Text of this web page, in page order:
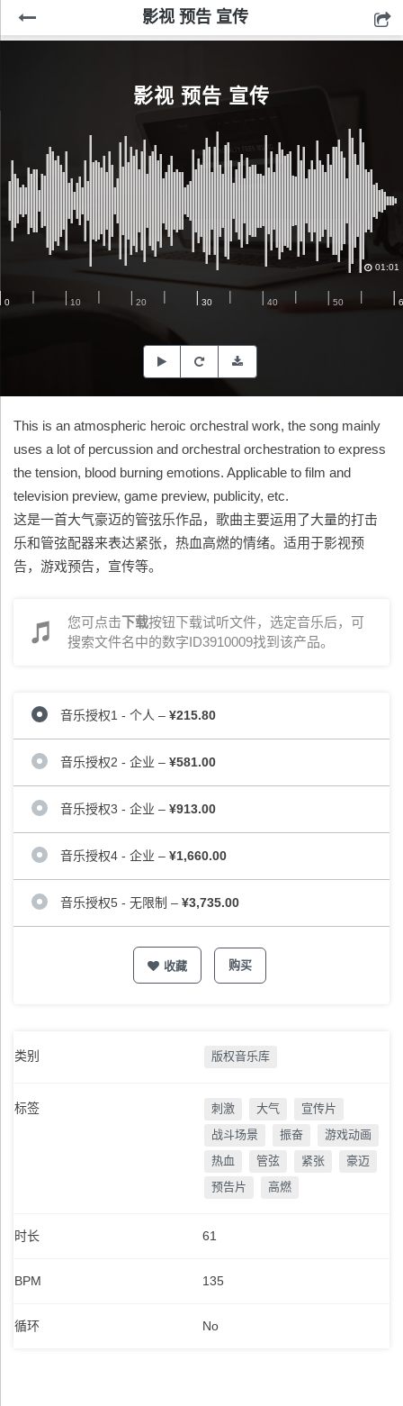
影视 预告 宣传
影视 预告 宣传
01:01
This is an atmospheric heroic orchestral work, the song mainly
uses a lot of percussion and orchestral orchestration to express
the tension, blood burning emotions. Applicable to film and
television preview, game preview, publicity, etc.
这是一首大气豪迈的管弦乐作品，歌曲主要运用了大量的打击
乐和管弦配器来表达紧张，热血高燃的情绪。适用于影视预
告，游戏预告，宣传等。
您可点击下载按钮下载试听文件，选定音乐后，可
搜索文件名中的数字ID3910009找到该产品。
音乐授权1 - 个人 – ¥215.80
音乐授权2 - 企业 – ¥581.00
音乐授权3 - 企业 – ¥913.00
音乐授权4 - 企业 – ¥1,660.00
音乐授权5 - 无限制 – ¥3,735.00
收藏 购买
类别 版权音乐库
标签 刺激 大气
宣传片
战斗场景
振奋
游戏动画
热血
管弦 紧张
豪迈
预告片
高燃
时长 61
BPM 135
循环 No